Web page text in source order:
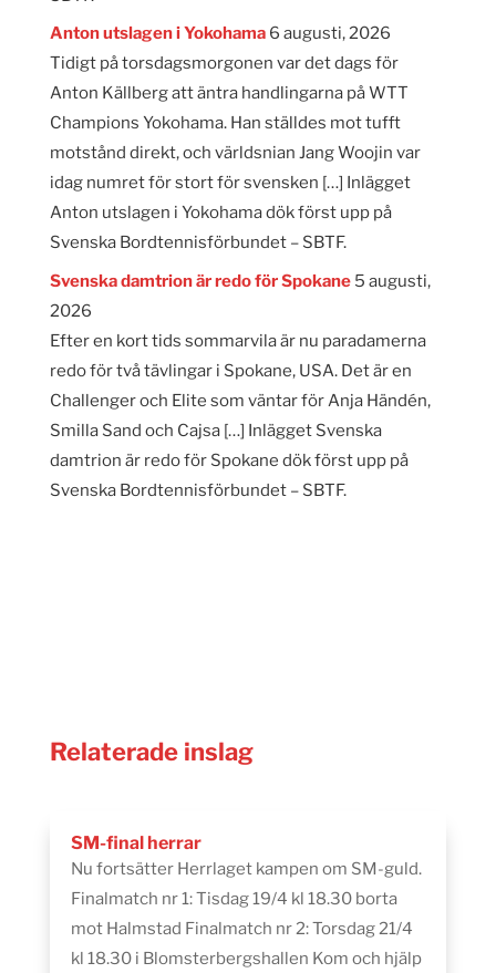
Anton utslagen i Yokohama 6 augusti, 2026
Tidigt på torsdagsmorgonen var det dags för
Anton Källberg att äntra handlingarna på WTT
Champions Yokohama. Han ställdes mot tufft
motstånd direkt, och världsnian Jang Woojin var
idag numret för stort för svensken […] Inlägget
Anton utslagen i Yokohama dök först upp på
Svenska Bordtennisförbundet – SBTF.
Svenska damtrion är redo för Spokane 5 augusti,
2026
Efter en kort tids sommarvila är nu paradamerna
redo för två tävlingar i Spokane, USA. Det är en
Challenger och Elite som väntar för Anja Händén,
Smilla Sand och Cajsa […] Inlägget Svenska
damtrion är redo för Spokane dök först upp på
Svenska Bordtennisförbundet – SBTF.
Relaterade inslag
SM-final herrar
Nu fortsätter Herrlaget kampen om SM-guld.
Finalmatch nr 1: Tisdag 19/4 kl 18.30 borta
mot Halmstad Finalmatch nr 2: Torsdag 21/4
kl 18.30 i Blomsterbergshallen Kom och hjälp